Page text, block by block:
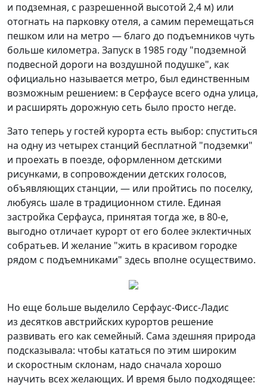
и подземная, с разрешенной высотой 2,4 м) или
отогнать на парковку отеля, а самим перемещаться
пешком или на метро — благо до подъемников чуть
больше километра. Запуск в 1985 году "подземной
подвесной дороги на воздушной подушке", как
официально называется метро, был единственным
возможным решением: в Серфаусе всего одна улица,
и расширять дорожную сеть было просто негде.
Зато теперь у гостей курорта есть выбор: спуститься
на одну из четырех станций бесплатной "подземки"
и проехать в поезде, оформленном детскими
рисунками, в сопровождении детских голосов,
объявляющих станции, — или пройтись по поселку,
любуясь шале в традиционном стиле. Единая
застройка Серфауса, принятая тогда же, в 80-е,
выгодно отличает курорт от его более эклектичных
собратьев. И желание "жить в красивом городке
рядом с подъемниками" здесь вполне осуществимо.
Но еще больше выделило Серфаус-Фисс-Ладис
из десятков австрийских курортов решение
развивать его как семейный. Сама здешняя природа
подсказывала: чтобы кататься по этим широким
и скоростным склонам, надо сначала хорошо
научить всех желающих. И время было подходящее: